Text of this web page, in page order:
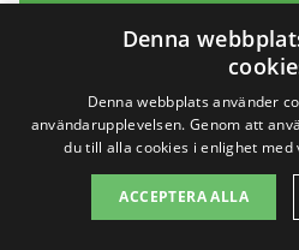
Få 3 erbjudanden,
Sök efter en
Denna
Denna webbplats använder
användarupplevelsen. Genom att
du till alla cookies i enlighet med
ACCEPTERA ALLA